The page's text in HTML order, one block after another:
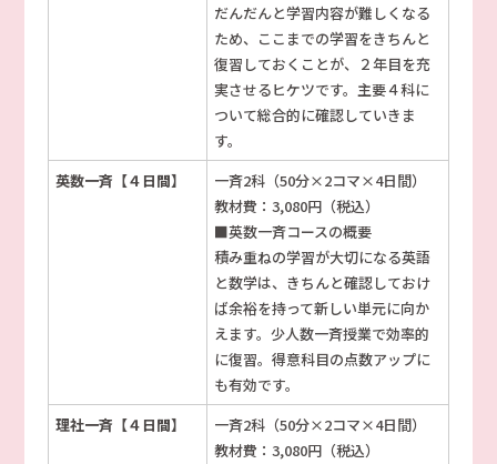
だんだんと学習内容が難しくなる
ため、ここまでの学習をきちんと
復習しておくことが、２年目を充
実させるヒケツです。主要４科に
ついて総合的に確認していきま
す。
英数一斉【４日間】
一斉2科（50分×2コマ×4日間）
教材費：3,080円（税込）
■英数一斉コースの概要
積み重ねの学習が大切になる英語
と数学は、きちんと確認しておけ
ば余裕を持って新しい単元に向か
えます。少人数一斉授業で効率的
に復習。得意科目の点数アップに
も有効です。
理社一斉【４日間】
一斉2科（50分×2コマ×4日間）
教材費：3,080円（税込）